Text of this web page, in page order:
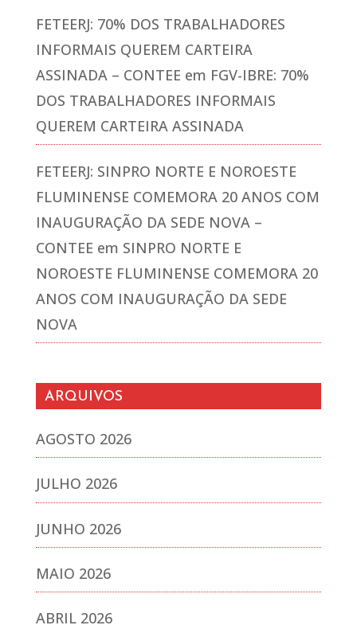
FETEERJ: 70% DOS TRABALHADORES
INFORMAIS QUEREM CARTEIRA
ASSINADA – CONTEE em FGV-IBRE: 70%
DOS TRABALHADORES INFORMAIS
QUEREM CARTEIRA ASSINADA
FETEERJ: SINPRO NORTE E NOROESTE
FLUMINENSE COMEMORA 20 ANOS COM
INAUGURAÇÃO DA SEDE NOVA –
CONTEE em SINPRO NORTE E
NOROESTE FLUMINENSE COMEMORA 20
ANOS COM INAUGURAÇÃO DA SEDE
NOVA
ARQUIVOS
AGOSTO 2026
JULHO 2026
JUNHO 2026
MAIO 2026
ABRIL 2026